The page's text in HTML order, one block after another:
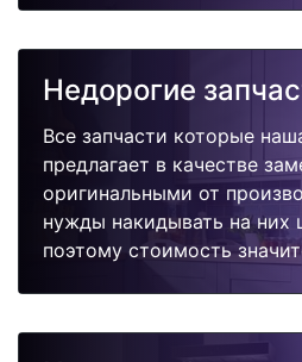
Недорогие
Все запчасти которые
предлагает в качестве
оригинальными от
нужды накидывать на них
поэтому стоимость